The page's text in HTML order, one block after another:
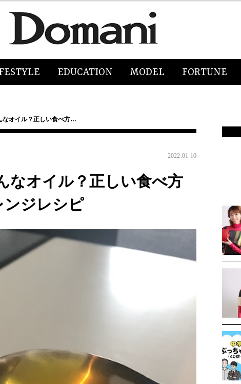
EDUCATION MODEL FORTUNE
なオイル？正しい食べ方…
2022.01.10
なオイル？正しい食べ方
ンジレシピ